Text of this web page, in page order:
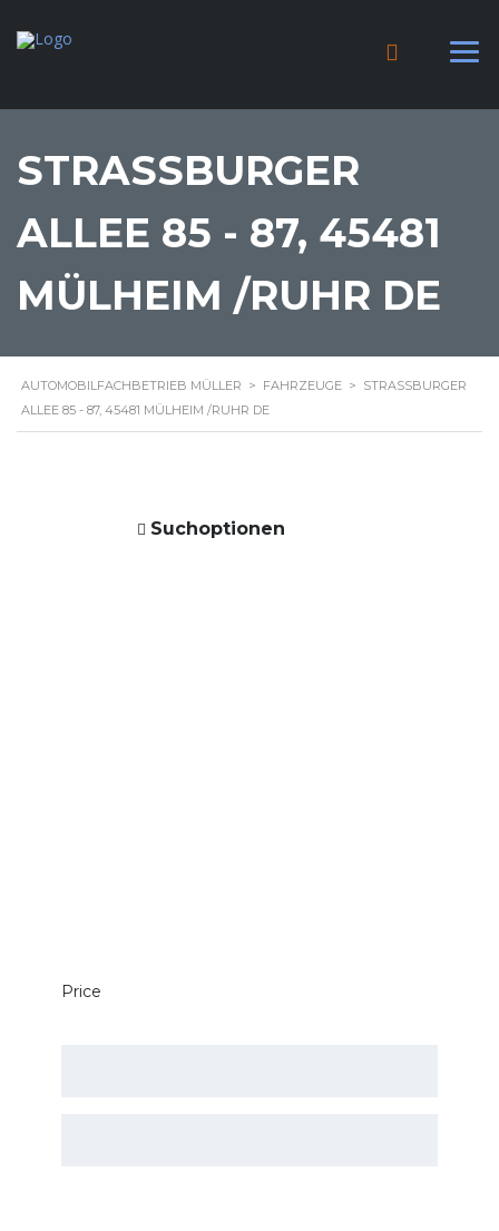
STRASSBURGER A
LLEE 85 - 87, 45481 M
ÜLHEIM /RUHR DE
AUTOMOBILFACHBETRIEB MÜLLER > FAHRZEUGE > STRASSBURGER A
LLEE 85 - 87, 45481 MÜLHEIM /RUHR DE
Suchoptionen
Price